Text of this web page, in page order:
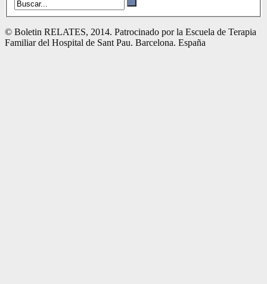
© Boletin RELATES, 2014. Patrocinado por la Escuela de Terapia
Familiar del Hospital de Sant Pau. Barcelona. España